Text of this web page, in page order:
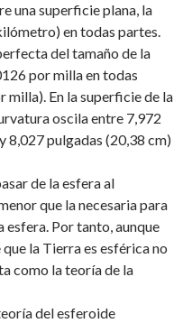
una superficie plana, la
en todas partes.
del tamaño de la
por milla en todas
milla). En la superficie de la
oscila entre 7,972
8,027 pulgadas (20,38 cm)
de la esfera al
que la necesaria para
esfera. Por tanto, aunque
la Tierra es esférica no
como la teoría de la
del esferoide